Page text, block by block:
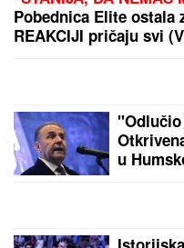
"IMAO JE NAPADE,
NINA